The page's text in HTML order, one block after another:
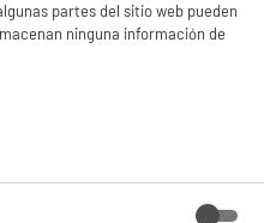
no acepta, se utilizarán cookies
partes del sitio web pueden
ninguna información de